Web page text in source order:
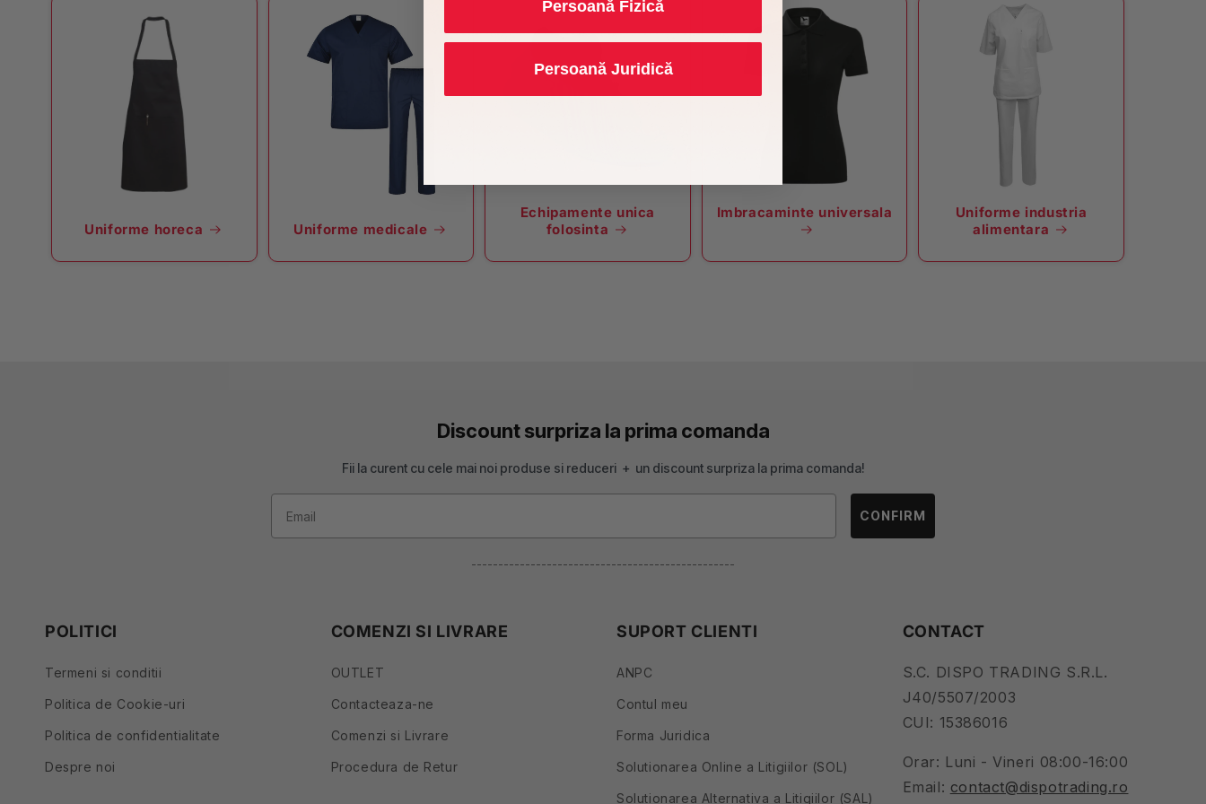
Uniforme horeca Uniforme medicale
Echipamente unica
folosinta
Imbracaminte universala
Uniforme industria
alimentara
Discount surpriza la prima comanda
Fii la curent cu cele mai noi produse si reduceri + un discount surpriza la prima comanda!
CONFIRM
-------------------------------------------------
POLITICI
Termeni si conditii
Politica de Cookie-uri
Politica de confidentialitate
Despre noi
COMENZI SI LIVRARE
OUTLET
Contacteaza-ne
Comenzi si Livrare
Procedura de Retur
SUPORT CLIENTI
ANPC
Contul meu
Forma Juridica
Solutionarea Online a Litigiilor (SOL)
Solutionarea Alternativa a Litigiilor (SAL)
CONTACT
S.C. DISPO TRADING S.R.L.
J40/5507/2003
CUI: 15386016
Orar: Luni - Vineri 08:00-16:00
Email: contact@dispotrading.ro
Persoană Fizică
Persoană Juridică